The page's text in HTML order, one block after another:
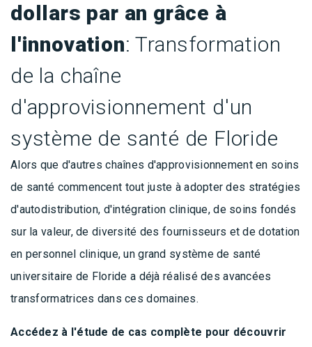
dollars par an grâce à
l'innovation: Transformation
de la chaîne
d'approvisionnement d'un
système de santé de Floride
Alors que d'autres chaînes d'approvisionnement en soins
de santé commencent tout juste à adopter des stratégies
d'autodistribution, d'intégration clinique, de soins fondés
sur la valeur, de diversité des fournisseurs et de dotation
en personnel clinique, un grand système de santé
universitaire de Floride a déjà réalisé des avancées
transformatrices dans ces domaines.
Accédez à l'étude de cas complète pour découvrir